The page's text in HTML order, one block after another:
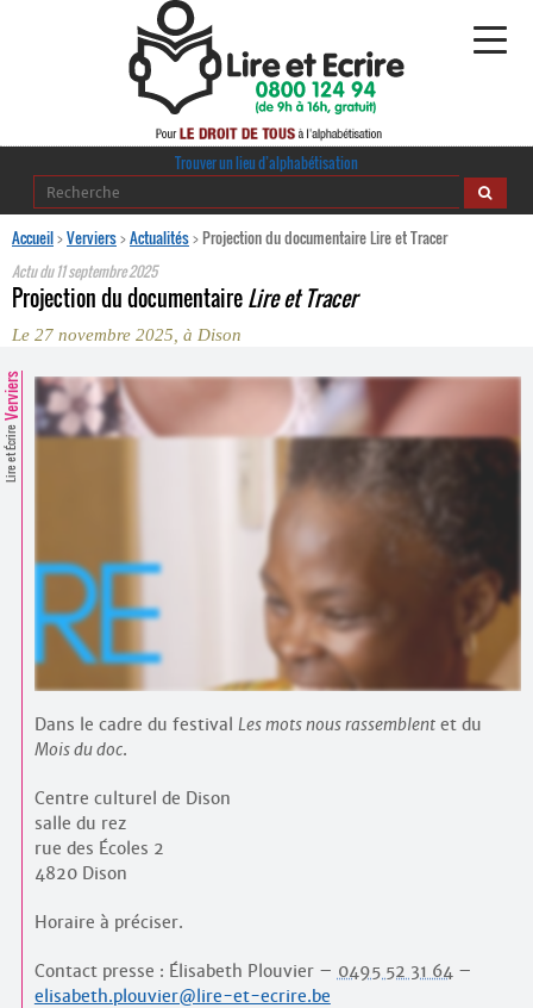
Alphabétisation
Regards croisés
Ressources pédagogiques
Comprendre et parler
Bienvenue en Belgique
Trouver un lieu d’alphabétisation
Trouver un lieu d’alphabétisation
Accueil>Verviers>Actualités>Projection du documentaire Lire et Tracer
Actu du11 septembre 2025
Projection du documentaireLire et Tracer
Le 27 novembre 2025, à Dison
Lire et Écrire
Verviers
Dans le cadre du festival Les mots nous rassemblentet du
Mois du doc.
Centre culturel de Dison
salle du rez
rue des Écoles 2
4820 Dison
Horaire à préciser.
Contact presse : Élisabeth Plouvier – 0495 52 31 64–
elisabeth.plouvier@lire-et-ecrire.be